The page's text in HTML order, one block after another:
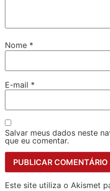
Nome *
E-mail *
Salvar meus dados neste
que eu comentar.
Este site utiliza o Akismet